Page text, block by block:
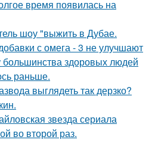
время появилась на
шоу "выжить в Дубае.
с омега - 3 не улучшают
большинства здоровых людей
раньше.
выглядеть так дерзко?
звезда сериала
во второй раз.